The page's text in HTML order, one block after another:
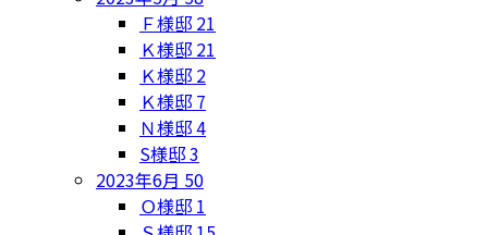
Ｆ様邸 21
Ｋ様邸 21
Ｋ様邸 2
Ｋ様邸 7
Ｎ様邸4
S様邸3
2023年6月 50
Ｏ様邸 1